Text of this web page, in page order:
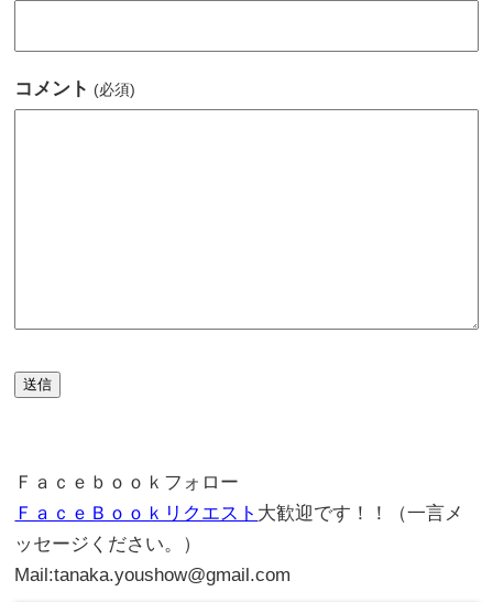
コメント (必須)
送信
Ｆａｃｅｂｏｏｋフォロー
ＦａｃｅＢｏｏｋリクエスト 大歓迎です！！（一言メ
ッセージください。）
Mail:tanaka.youshow@gmail.com